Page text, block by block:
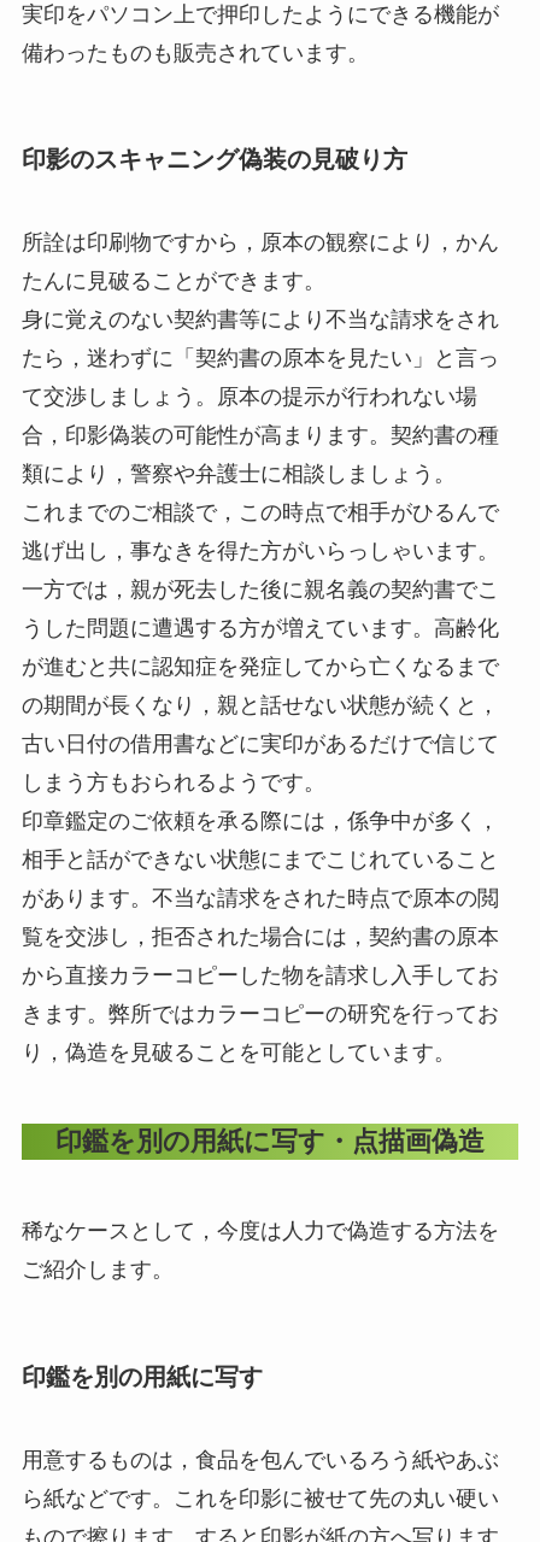
実印をパソコン上で押印したようにできる機能が
備わったものも販売されています。
印影のスキャニング偽装の見破り方
所詮は印刷物ですから，原本の観察により，かん
たんに見破ることができます。
身に覚えのない契約書等により不当な請求をされ
たら，迷わずに「契約書の原本を見たい」と言っ
て交渉しましょう。原本の提示が行われない場
合，印影偽装の可能性が高まります。契約書の種
類により，警察や弁護士に相談しましょう。
これまでのご相談で，この時点で相手がひるんで
逃げ出し，事なきを得た方がいらっしゃいます。
一方では，親が死去した後に親名義の契約書でこ
うした問題に遭遇する方が増えています。高齢化
が進むと共に認知症を発症してから亡くなるまで
の期間が長くなり，親と話せない状態が続くと，
古い日付の借用書などに実印があるだけで信じて
しまう方もおられるようです。
印章鑑定のご依頼を承る際には，係争中が多く，
相手と話ができない状態にまでこじれていること
があります。不当な請求をされた時点で原本の閲
覧を交渉し，拒否された場合には，契約書の原本
から直接カラーコピーした物を請求し入手してお
きます。弊所ではカラーコピーの研究を行ってお
り，偽造を見破ることを可能としています。
印鑑を別の用紙に写す・点描画偽造
稀なケースとして，今度は人力で偽造する方法を
ご紹介します。
印鑑を別の用紙に写す
用意するものは，食品を包んでいるろう紙やあぶ
ら紙などです。これを印影に被せて先の丸い硬い